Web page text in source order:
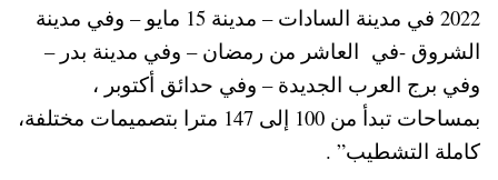
2022 في مدينة السادات – مدينة 15 مايو – وفي مدينة
الشروق -في العاشر من رمضان – وفي مدينة بدر –
وفي برج العرب الجديدة – وفي حدائق أكتوبر ،
بمساحات تبدأ من 100 إلى 147 مترا بتصميمات مختلفة،
كاملة التشطيب” .